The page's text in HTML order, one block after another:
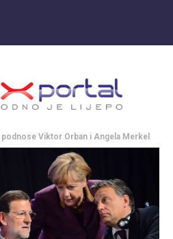
Viktor Orban i Angela Merkel